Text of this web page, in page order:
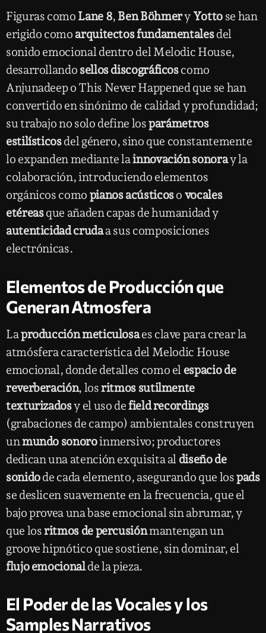
Figuras como Lane 8, Ben Böhmery Yottose han
erigido como arquitectos fundamentalesdel
sonido emocional dentro del Melodic House,
desarrollando sellos discográficoscomo
Anjunadeep o This Never Happened que se han
convertido en sinónimo de calidad y profundidad;
su trabajo no solo define losparámetros
estilísticosdel género, sino que constantemente
lo expanden mediante lainnovación sonoray la
colaboración, introduciendo elementos
orgánicos como pianos acústicoso vocales
etéreasque añaden capas de humanidad y
autenticidad crudaa sus composiciones
electrónicas.
Elementos de Producción que
Generan Atmosfera
Laproducción meticulosaes clave para crear la
atmósfera característica del Melodic House
emocional, donde detalles como el espacio de
reverberación, losritmos sutilmente
texturizadosy el uso defield recordings
(grabaciones de campo) ambientales construyen
unmundo sonoroinmersivo; productores
dedican una atención exquisita al diseño de
sonidode cada elemento, asegurando que lospads
se deslicen suavemente en la frecuencia, que el
bajo provea una base emocional sin abrumar, y
que losritmos de percusiónmantengan un
groove hipnótico que sostiene, sin dominar, el
flujo emocionalde la pieza.
El Poder de las Vocales y los
Samples Narrativos